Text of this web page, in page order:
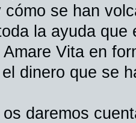
cómo se han
la ayuda
Amare Vita en
dinero que se
daremos